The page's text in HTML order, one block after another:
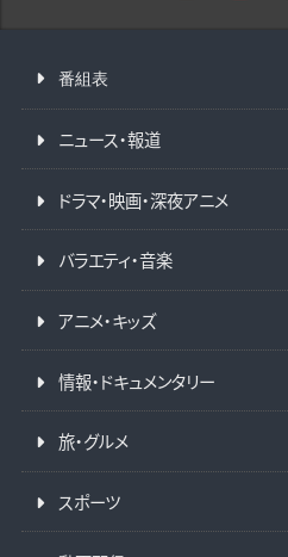
番組表
ニュース・報道
ドラマ・映画・深夜アニメ
バラエティ・音楽
アニメ・キッズ
情報・ドキュメンタリー
旅・グルメ
スポーツ